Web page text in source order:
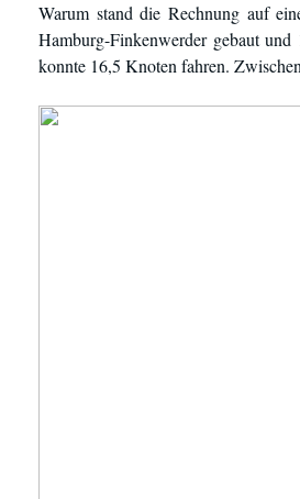
Warum stand die Rechnung auf
Hamburg-Finkenwerder gebaut
konnte 16,5 Knoten fahren.